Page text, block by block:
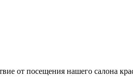
от посещения нашего салона